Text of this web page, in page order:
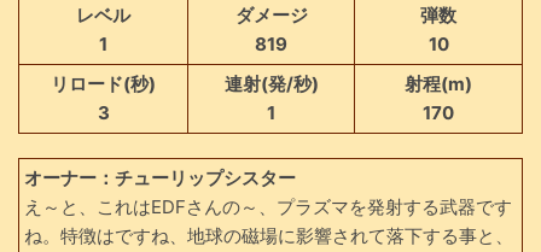
レベル
1
ダメージ
819
弾数
10
リロード(秒)
3
連射(発/秒)
1
射程(m)
170
オーナー：チューリップシスター
え～と、これはEDFさんの～、プラズマを発射する武器です
ね。特徴はですね、地球の磁場に影響されて落下する事と、